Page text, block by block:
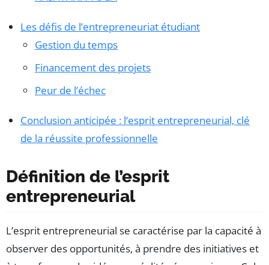
Les défis de l’entrepreneuriat étudiant
Gestion du temps
Financement des projets
Peur de l’échec
Conclusion anticipée : l’esprit entrepreneurial, clé
de la réussite professionnelle
Définition de l’esprit
entrepreneurial
L’esprit entrepreneurial se caractérise par la capacité à
observer des opportunités, à prendre des initiatives et